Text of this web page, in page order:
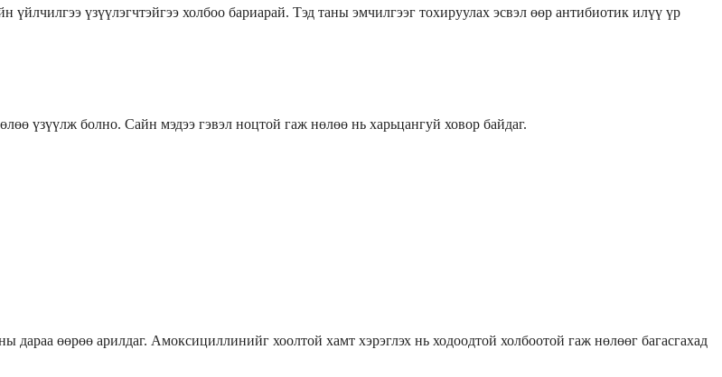
үзүүлэгчтэйгээ холбоо бариарай. Тэд таны эмчилгээг тохируулах эсвэл өөр антибиотик илүү үр
үзүүлж болно. Сайн мэдээ гэвэл ноцтой гаж нөлөө нь харьцангуй ховор байдаг.
өөрөө арилдаг. Амоксициллинийг хоолтой хамт хэрэглэх нь ходоодтой холбоотой гаж нөлөөг багасгахад